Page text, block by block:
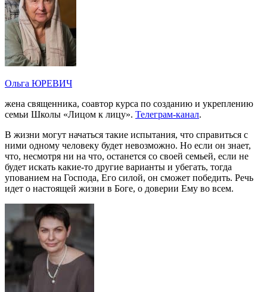
Ольга ЮРЕВИЧ
жена священника, соавтор курса по созданию и укреплению
семьи Школы «Лицом к лицу». Телеграм-канал.
В жизни могут начаться такие испытания, что справиться с
ними одному человеку будет невозможно. Но если он знает,
что, несмотря ни на что, останется со своей семьей, если не
будет искать какие-то другие варианты и убегать, тогда
упованием на Господа, Его силой, он сможет победить. Речь
идет о настоящей жизни в Боге, о доверии Ему во всем.